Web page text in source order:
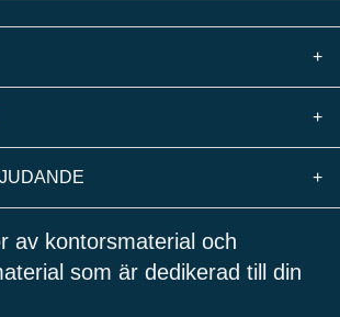
+
+
+
av kontorsmaterial och
som är dedikerad till din